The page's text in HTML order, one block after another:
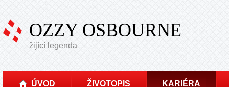
OZZY OSBOURNE
žijící legenda
ÚVOD ŽIVOTOPIS KARIÉRA